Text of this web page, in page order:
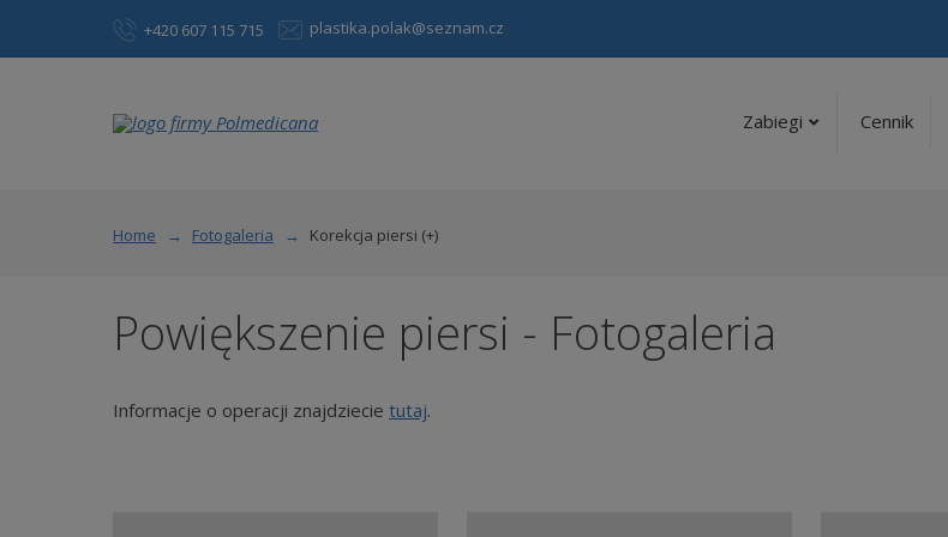
+420 607 115 715 plastika.polak@seznam.cz
Zabiegi Cennik
Home Fotogaleria Korekcja piersi (+)
Powiększenie piersi - Fotogaleria
Informacje o operacji znajdziecie tutaj.